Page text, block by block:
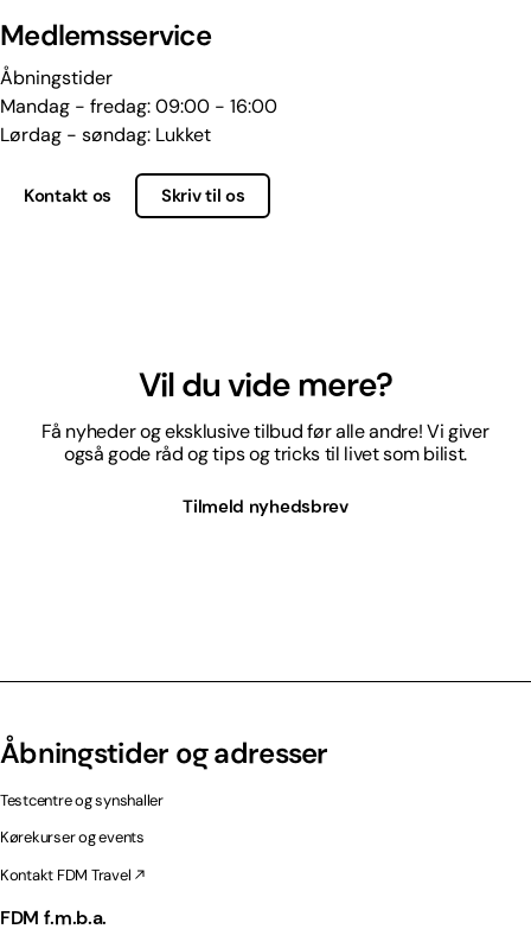
Medlemsservice
Åbningstider
Mandag - fredag: 09:00 - 16:00
Lørdag - søndag: Lukket
Kontakt os Skriv til os
Vil du vide mere?
Få nyheder og eksklusive tilbud før alle andre! Vi giver
også gode råd og tips og tricks til livet som bilist.
Tilmeld nyhedsbrev
Åbningstider og adresser
Testcentre og synshaller
Kørekurser og events
Kontakt FDM Travel
FDM f.m.b.a.